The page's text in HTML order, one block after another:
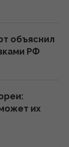
объяснил
РФ
их